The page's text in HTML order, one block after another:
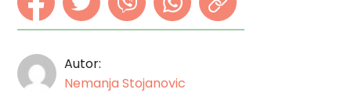
Autor:
Nemanja Stojanovic